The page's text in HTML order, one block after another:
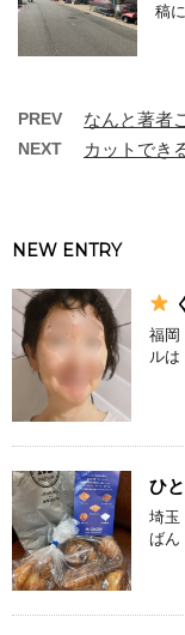
稿
PREV なんと著者
NEXT カットでき
NEW ENTRY
福岡
ルは
ひ
埼
ばん